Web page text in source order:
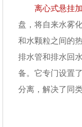
离心式悬挂
盘，将自来水雾
和水颗粒之间的
排水管和排水回
备。它专门设置
分离，解决了同